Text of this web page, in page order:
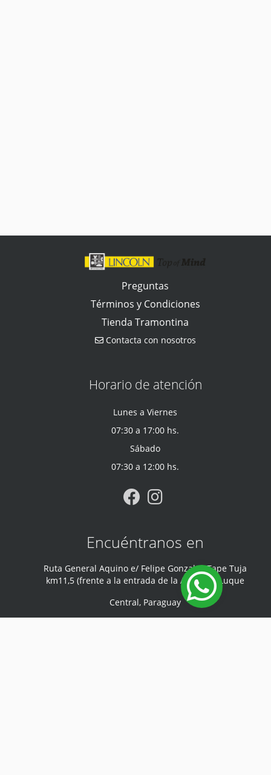
Preguntas
Términos y Condiciones
Tienda Tramontina
Contacta con nosotros
Horario de atención
Lunes a Viernes
07:30 a 17:00 hs.
Sábado
07:30 a 12:00 hs.
Encuéntranos en
Ruta General Aquino e/ Felipe Gonzalez Tape Tuja
km11,5 (frente a la entrada de la Aviación) Luque
Central, Paraguay